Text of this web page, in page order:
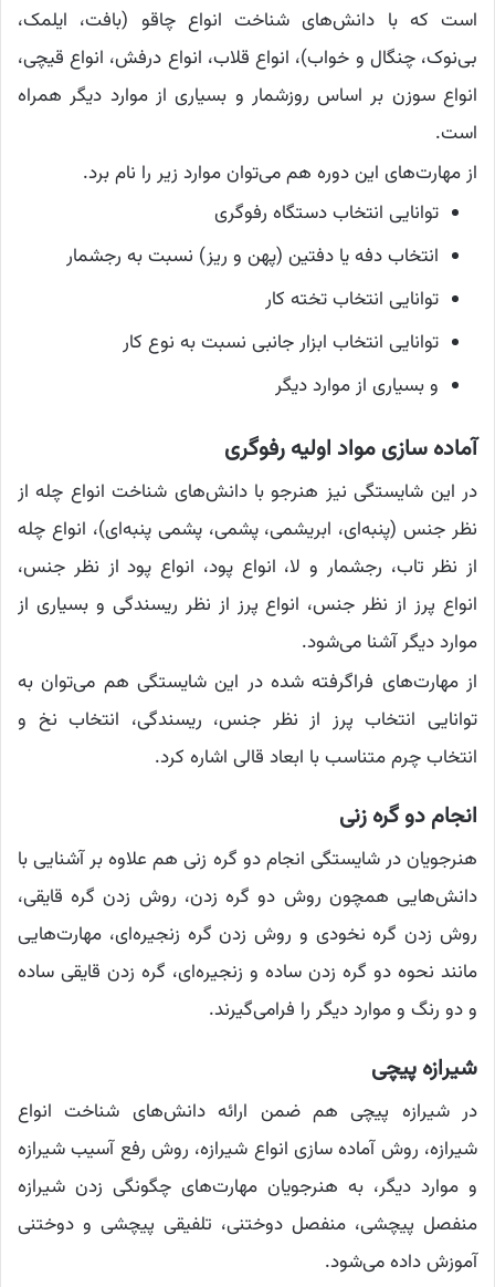
است که با دانش‌های شناخت انواع چاقو (بافت، ایلمک،
بی‌نوک، چنگال و خواب)، انواع قلاب، انواع درفش، انواع قیچی،
انواع سوزن بر اساس روزشمار و بسیاری از موارد دیگر همراه
است.
از مهارت‌های این دوره هم می‌توان موارد زیر را نام برد.
توانایی انتخاب دستگاه رفوگری
انتخاب دفه یا دفتین (پهن و ریز) نسبت به رجشمار
توانایی انتخاب تخته کار
توانایی انتخاب ابزار جانبی نسبت به نوع کار
و بسیاری از موارد دیگر
آماده سازی مواد اولیه رفوگری
در این شایستگی نیز هنرجو با دانش‌های شناخت انواع چله از
نظر جنس (پنبه‌ای، ابریشمی، پشمی، پشمی پنبه‌ای)، انواع چله
از نظر تاب، رجشمار و لا، انواع پود، انواع پود از نظر جنس،
انواع پرز از نظر جنس، انواع پرز از نظر ریسندگی و بسیاری از
موارد دیگر آشنا می‌شود.
از مهارت‌های فراگرفته شده در این شایستگی هم می‌توان به
توانایی انتخاب پرز از نظر جنس، ریسندگی، انتخاب نخ و
انتخاب چرم متناسب با ابعاد قالی اشاره کرد.
انجام دو گره زنی
هنرجویان در شایستگی انجام دو گره زنی هم علاوه بر آشنایی با
دانش‌هایی همچون روش دو گره زدن، روش زدن گره قایقی،
روش زدن گره نخودی و روش زدن گره زنجیره‌ای، مهارت‌هایی
مانند نحوه دو گره زدن ساده و زنجیره‌ای، گره زدن قایقی ساده
و دو رنگ و موارد دیگر را فرامی‌گیرند.
شیرازه پیچی
در شیرازه پیچی هم ضمن ارائه دانش‌های شناخت انواع
شیرازه، روش آماده سازی انواع شیرازه، روش رفع آسیب شیرازه
و موارد دیگر، به هنرجویان مهارت‌های چگونگی زدن شیرازه
منفصل پیچشی، منفصل دوختنی، تلفیقی پیچشی و دوختنی
آموزش داده می‌شود.